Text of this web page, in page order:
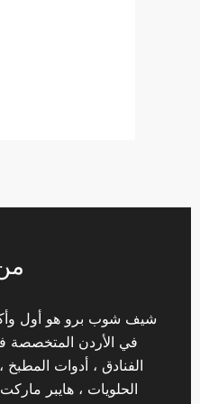
شيف شوب برو هو أول
في الأردن المتخصصة
الفنادق ، أدوات
الحلويات ، هايبر